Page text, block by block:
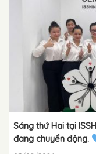
Sáng thứ Hai tại
đang chuyển động.